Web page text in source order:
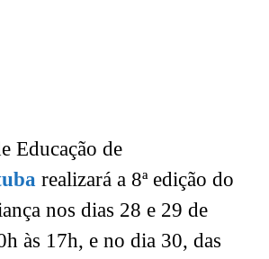
Educação de
realizará a 8ª edição do
nos dias 28 e 29 de
às 17h, e no dia 30, das